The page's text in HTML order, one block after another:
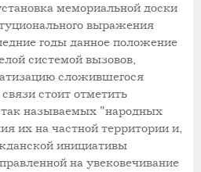
мемориальной доски
выражения
годы данное положение
системой вызовов,
сложившегося
стоит отметить
называемых "народных
их на частной территории и,
инициативы
на увековечивание